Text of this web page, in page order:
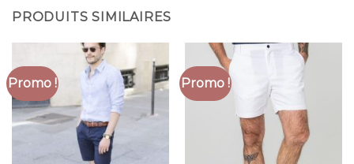
PRODUITS SIMILAIRES
Promo ! Promo !